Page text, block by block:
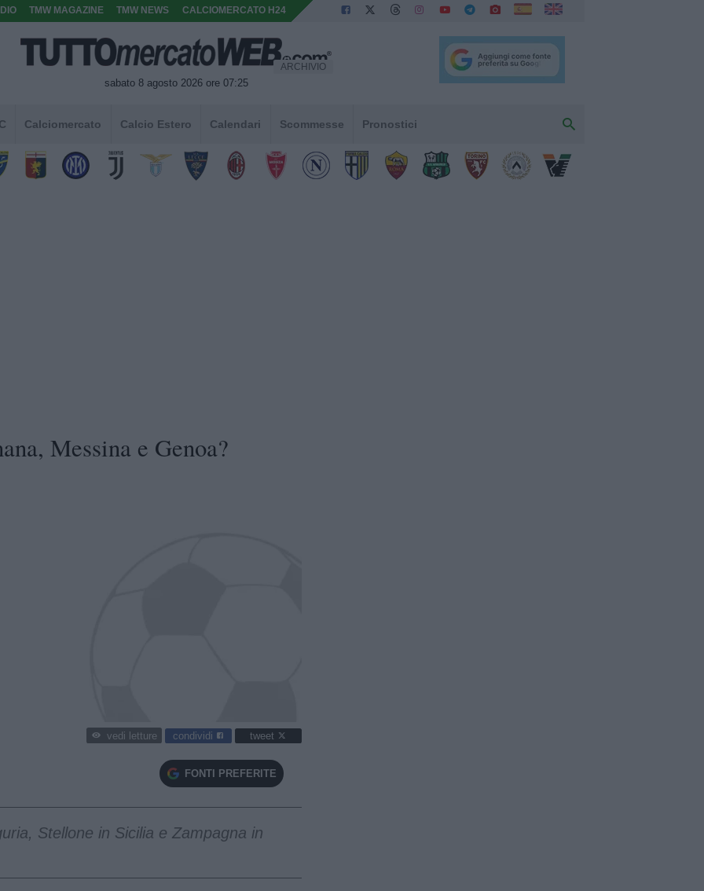
TMW MAGAZINE TMW NEWS CALCIOMERCATO H24
sabato 8 agosto 2026 ore 07:25
ARCHIVIO
Calciomercato Calcio Estero Calendari Scommesse Pronostici
Messina e Genoa?
vedi letture condividi tweet
FONTI PREFERITE
Stellone in Sicilia e Zampagna in